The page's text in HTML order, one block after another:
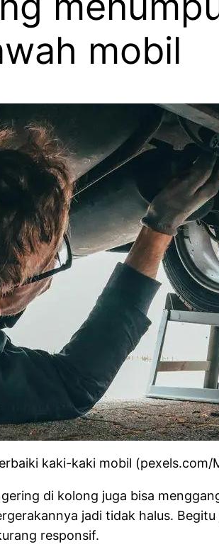
mobil
kaki-kaki mobil (pexels.com/
di kolong juga bisa
jadi tidak halus.
responsif.